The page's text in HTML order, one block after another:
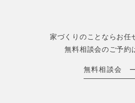
家づくりのことならお任
無料相談会のご予約
無料相談会